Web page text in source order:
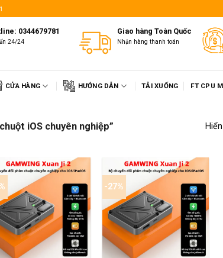
0344679781
24/24
Giao hàng Toàn Quốc
Nhận hàng thanh toán
CỬA HÀNG HƯỚNG DẪN TẢI XUỐNG FT CPU
iOS chuyên nghiệp”
-27%